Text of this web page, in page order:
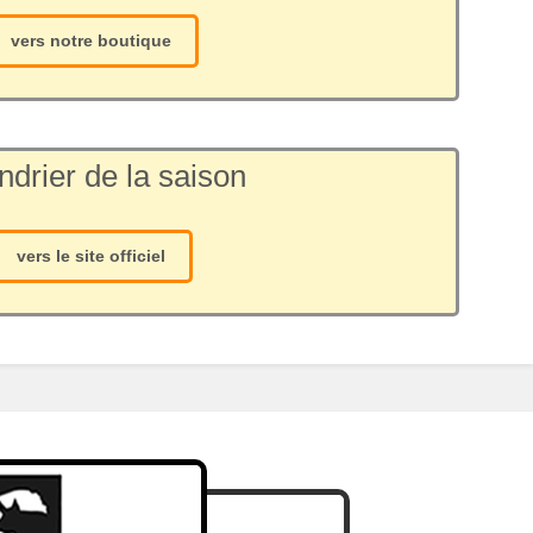
vers notre boutique
de la saison
vers le site officiel